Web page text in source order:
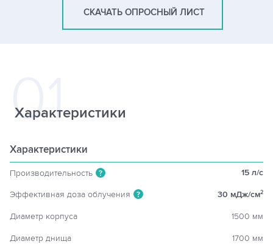
СКАЧАТЬ ОПРОСНЫЙ ЛИСТ
Характеристики
Характеристики
Производительность ? 15 л/c
Эффективная доза облучения ? 30 мДж/см2
Диаметр корпуса 1500 мм
Диаметр днища 1700 мм